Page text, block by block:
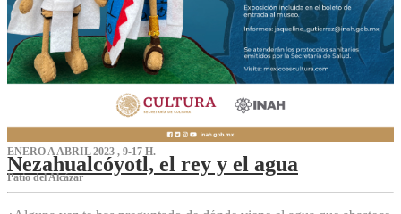
ENERO A ABRIL 2023 , 9-17 H.
Nezahualcóyotl, el rey y el agua
Patio del Alcázar